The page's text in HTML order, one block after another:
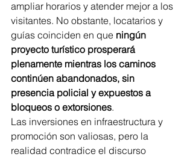
ampliar horarios y atender mejor a los
visitantes. No obstante, locatarios y
guías coinciden en que ningún
proyecto turístico prosperará
plenamente mientras los caminos
continúen abandonados, sin
presencia policial y expuestos a
bloqueos o extorsiones.
Las inversiones en infraestructura y
promoción son valiosas, pero la
realidad contradice el discurso